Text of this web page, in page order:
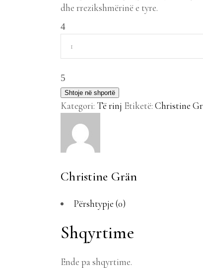
dhe rrezikshmërinë e tyre.
Mashtruesja
Shtoje në shportë
Kategori: Të rinj Etiketë: Christine
Christine Grän
Përshtypje (0)
Shqyrtime
Ende pa shqyrtime.